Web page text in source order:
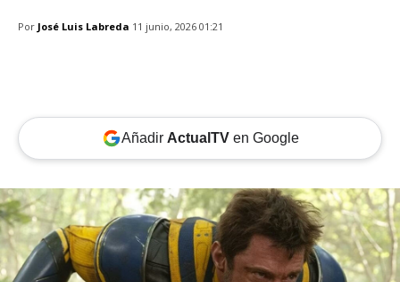
Por José Luis Labreda 11 junio, 2026 01:21
Añadir ActualTVen Google